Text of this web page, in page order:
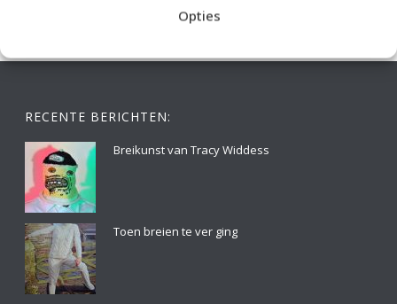
Opties
RECENTE BERICHTEN:
Breikunst van Tracy Widdess
Toen breien te ver ging